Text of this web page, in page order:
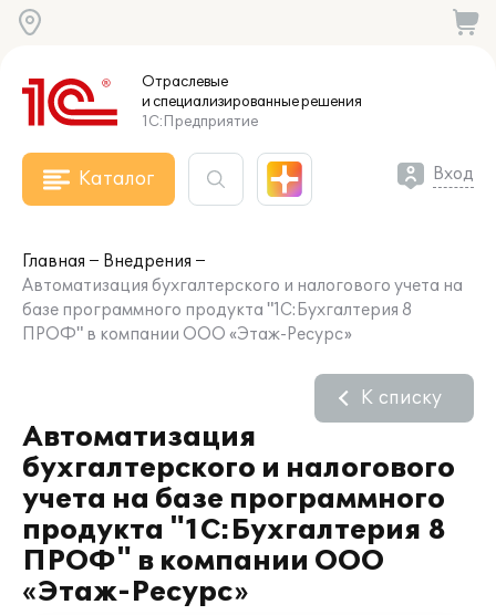
Отраслевые
и специализированныерешения
1С:Предприятие
Каталог Вход
Главная
Внедрения
Автоматизация бухгалтерского и налогового учета на
базе программного продукта "1С:Бухгалтерия 8
ПРОФ" в компании ООО «Этаж-Ресурс»
Автоматизация
бухгалтерского и налогового
учета на базе программного
продукта "1С:Бухгалтерия 8
ПРОФ" в компании ООО
«Этаж-Ресурс»
К списку